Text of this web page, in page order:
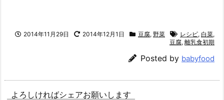
2014年11月29日 2014年12月1日 豆腐, 野菜 レシピ, 白菜,
豆腐, 離乳食初期
Posted by babyfood
よろしければシェアお願いします